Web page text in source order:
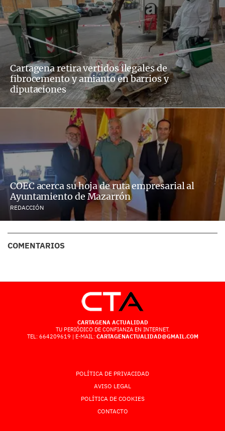
Cartagena retira vertidos ilegales de
fibrocemento y amianto en barrios y
diputaciones
COEC acerca su hoja de ruta empresarial al
Ayuntamiento de Mazarrón
REDACCIÓN
COMENTARIOS
CARTAGENA ACTUALIDAD
TU PERIÓDICO DE CONFIANZA EN INTERNET.
TEL: 664209619 | E-MAIL: CARTAGENACTUALIDAD@GMAIL.COM
POLÍTICA DE PRIVACIDAD
AVISO LEGAL
POLÍTICA DE COOKIES
CONTACTO